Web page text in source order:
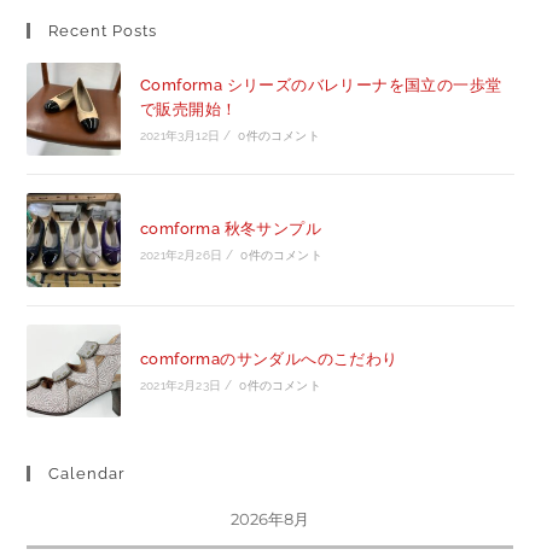
Recent Posts
Comforma シリーズのバレリーナを国立の一歩堂
で販売開始！
2021年3月12日 / 0件のコメント
comforma 秋冬サンプル
2021年2月26日 / 0件のコメント
comformaのサンダルへのこだわり
2021年2月23日 / 0件のコメント
Calendar
2026年8月